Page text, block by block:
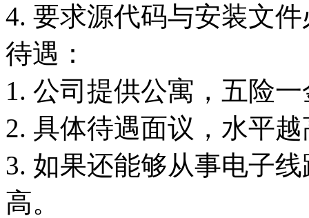
4. 要求源代码与安装文
待遇：
1. 公司提供公寓，五险
2. 具体待遇面议，水平
3. 如果还能够从事电子
高。